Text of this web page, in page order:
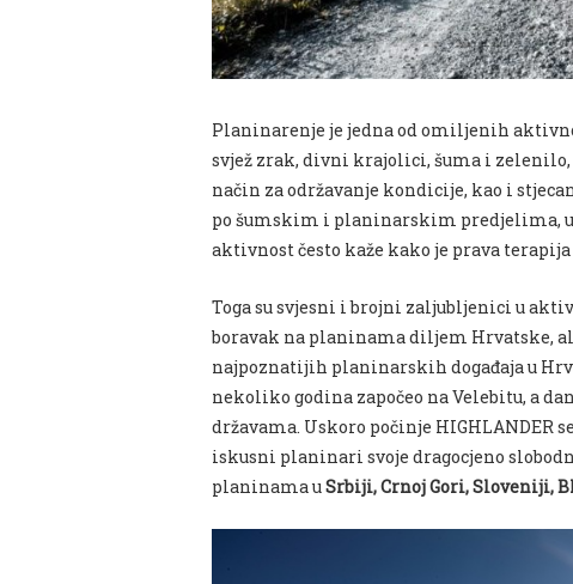
Planinarenje je jedna od omiljenih
svjež zrak, divni krajolici, šuma i
način za održavanje kondicije, kao i
po šumskim i planinarskim predjelima,
aktivnost često kaže kako je prava
Toga su svjesni i brojni zaljubljenici u
boravak na planinama diljem Hrvatske,
najpoznatijih planinarskih događaja u
nekoliko godina započeo na Velebitu, a
državama. Uskoro počinje HIGHLANDER
iskusni planinari svoje dragocjeno
planinama uSrbiji, Crnoj Gori, Sloveniji,